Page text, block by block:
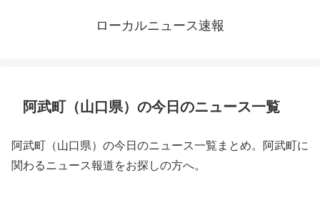
ローカルニュース速報
阿武町（山口県）の今日のニュース一覧
阿武町（山口県）の今日のニュース一覧まとめ。阿武町に
関わるニュース報道をお探しの方へ。